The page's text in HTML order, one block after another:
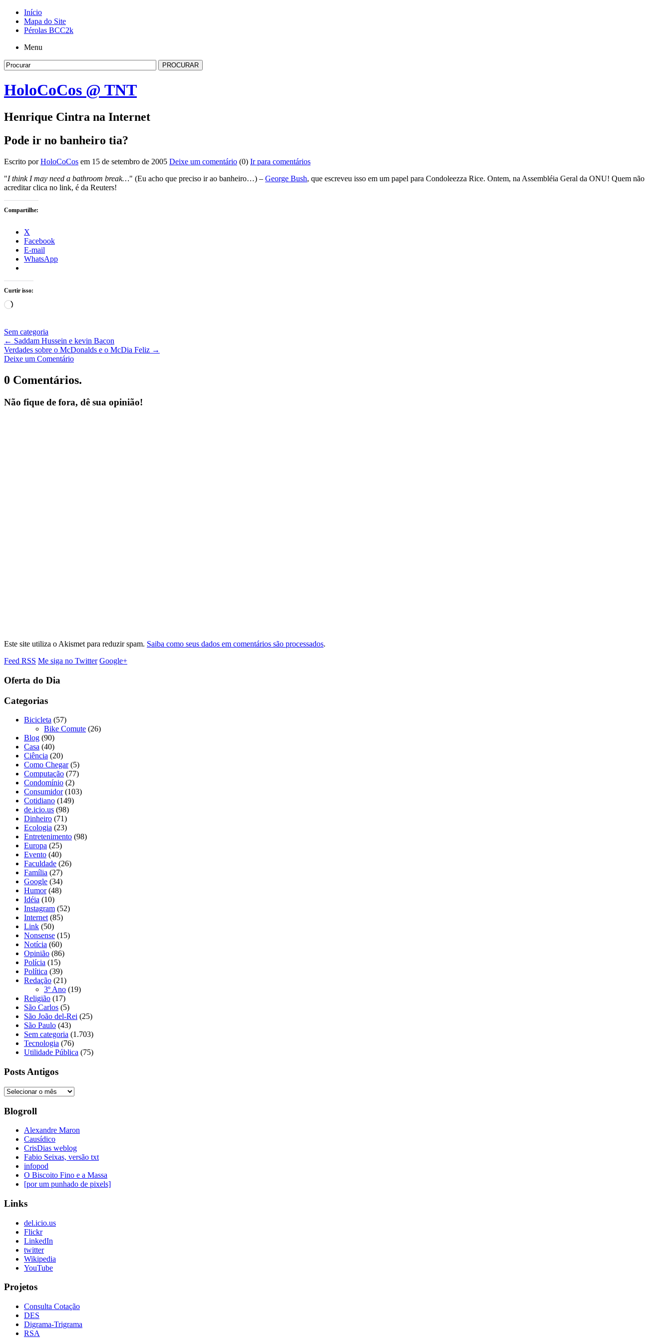
Início
Mapa do Site
Pérolas BCC2k
Menu
HoloCoCos @ TNT
Henrique Cintra na Internet
Pode ir no banheiro tia?
Escrito porHoloCoCos em 15 de setembro de 2005 Deixe um comentário (0) Ir para comentários
"I think I may need a bathroom break…" (Eu acho que preciso ir ao banheiro…) – George Bush, que escreveu isso em um papel para Condoleezza Rice. Ontem, na Assembléia Geral da ONU! Quem não
acreditar clica no link, é da Reuters!
Compartilhe:
X
Facebook
E-mail
WhatsApp
Curtir isso:
Carregando...
Sem categoria
← Saddam Hussein e kevin Bacon
Verdades sobre o McDonalds e o McDia Feliz →
Deixe um Comentário
0 Comentários.
Não fique de fora, dê sua opinião!
Este site utiliza o Akismet para reduzir spam. Saiba como seus dados em comentários são processados.
Feed RSS Me siga no Twitter Google+
Oferta do Dia
Categorias
Bicicleta (57)
Bike Comute (26)
Blog (90)
Casa (40)
Ciência (20)
Como Chegar(5)
Computação (77)
Condomínio (2)
Consumidor(103)
Cotidiano (149)
de.icio.us (98)
Dinheiro (71)
Ecologia (23)
Entretenimento (98)
Europa (25)
Evento (40)
Faculdade (26)
Família (27)
Google (34)
Humor(48)
Idéia (10)
Instagram (52)
Internet (85)
Link (50)
Nonsense (15)
Notícia (60)
Opinião (86)
Polícia (15)
Política (39)
Redação (21)
3º Ano (19)
Religião (17)
São Carlos (5)
São João del-Rei (25)
São Paulo (43)
Sem categoria (1.703)
Tecnologia (76)
Utilidade Pública (75)
Posts Antigos
Posts
Blogroll
Alexandre Maron
Causídico
CrisDias weblog
Fabio Seixas, versão txt
infopod
O Biscoito Fino e a Massa
[por um punhado de pixels]
Links
del.icio.us
Flickr
LinkedIn
twitter
Wikipedia
YouTube
Projetos
Consulta Cotação
DES
Digrama-Trigrama
RSA